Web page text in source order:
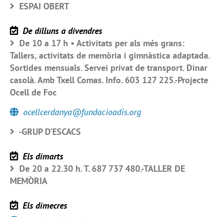
ESPAI OBERT
De dilluns a divendres
De 10 a 17 h • Activitats per als més grans:
Tallers, activitats de memòria i gimnàstica adaptada.
Sortides mensuals. Servei privat de transport. Dinar
casolà. Amb Txell Comas. Info. 603 127 225.-Projecte
Ocell de Foc
ocellcerdanya@fundacioadis.org
-GRUP D’ESCACS
Els dimarts
De 20 a 22.30 h. T. 687 737 480.-TALLER DE
MEMÒRIA
Els dimecres